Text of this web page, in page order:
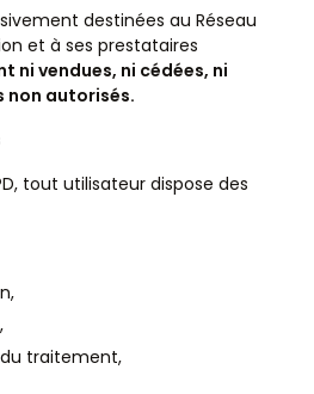
destinées au Réseau
et à ses prestataires
ni vendues, ni cédées, ni
non autorisés.
tout utilisateur dispose des
traitement,